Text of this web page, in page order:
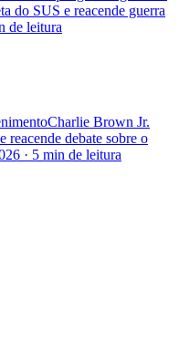
do SUS e reacende guerra
de leitura
Charlie Brown Jr.
reacende debate sobre o
· 5 min de leitura